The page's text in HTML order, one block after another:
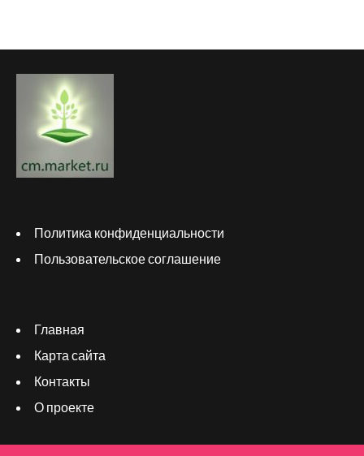
Политика конфиденциальности
Пользовательское соглашение
Главная
Карта сайта
Контакты
О проекте